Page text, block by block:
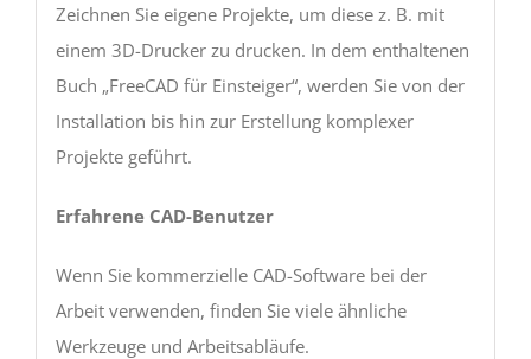
Zeichnen Sie eigene Projekte, um diese z. B. mit
einem 3D-Drucker zu drucken. In dem enthaltenen
Buch „FreeCAD für Einsteiger“, werden Sie von der
Installation bis hin zur Erstellung komplexer
Projekte geführt.
Erfahrene CAD-Benutzer
Wenn Sie kommerzielle CAD-Software bei der
Arbeit verwenden, finden Sie viele ähnliche
Werkzeuge und Arbeitsabläufe.